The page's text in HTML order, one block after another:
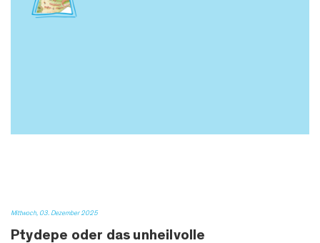
Mittwoch, 03. Dezember 2025
Ptydepe oder das unheilvolle